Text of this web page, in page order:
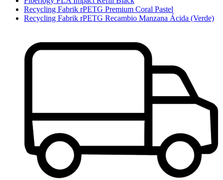
Recycling Fabrik rPETG Premium Coral Pastel
Recycling Fabrik rPETG Recambio Manzana Ácida (Verde)